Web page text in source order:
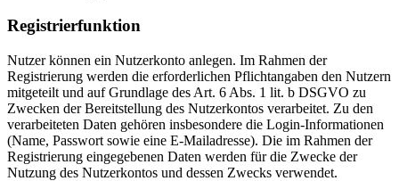
Registrierfunktion
Nutzer können ein Nutzerkonto anlegen. Im Rahmen der
Registrierung werden die erforderlichen Pflichtangaben den Nutzern
mitgeteilt und auf Grundlage des Art. 6 Abs. 1 lit. b DSGVO zu
Zwecken der Bereitstellung des Nutzerkontos verarbeitet. Zu den
verarbeiteten Daten gehören insbesondere die Login-Informationen
(Name, Passwort sowie eine E-Mailadresse). Die im Rahmen der
Registrierung eingegebenen Daten werden für die Zwecke der
Nutzung des Nutzerkontos und dessen Zwecks verwendet.